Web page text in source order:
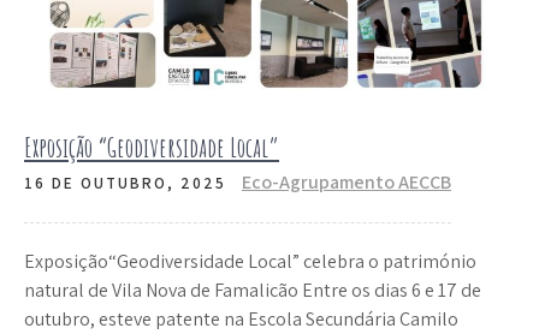
Exposição “Geodiversidade Local”
16 DE OUTUBRO, 2025 Eco-Agrupamento AECCB
Exposição“Geodiversidade Local” celebra o património
natural de Vila Nova de Famalicão Entre os dias 6 e 17 de
outubro, esteve patente na Escola Secundária Camilo